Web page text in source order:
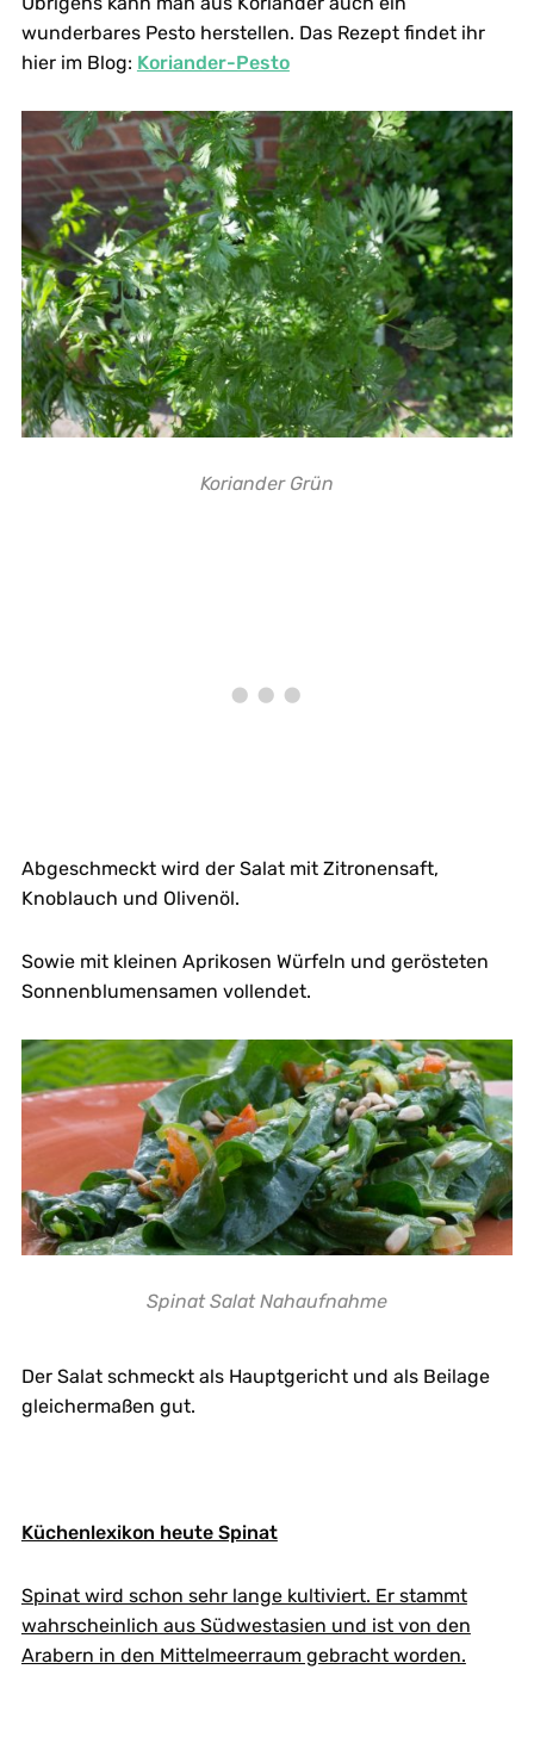
wunderbares Pesto herstellen. Das Rezept findet ihr
hier im Blog: Koriander-Pesto
Koriander Grün
Abgeschmeckt wird der Salat mit Zitronensaft,
Knoblauch und Olivenöl.
Sowie mit kleinen Aprikosen Würfeln und gerösteten
Sonnenblumensamen vollendet.
Spinat Salat Nahaufnahme
Der Salat schmeckt als Hauptgericht und als Beilage
gleichermaßen gut.
Küchenlexikon heute Spinat
Spinat wird schon sehr lange kultiviert. Er stammt
wahrscheinlich aus Südwestasien und ist von den
Arabern in den Mittelmeerraum gebracht worden.